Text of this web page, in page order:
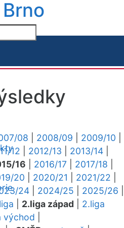
08 2008/09 2009/10
12 2012/13 2013/14
16 2016/17 2017/18
20 2020/21 2021/22
24 2024/25 2025/26
2.liga západ
2.liga
východ